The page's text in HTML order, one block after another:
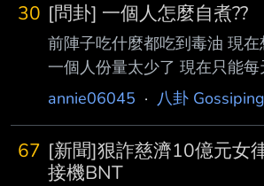
30 [問卦] 一個人怎麼自煮??
前陣子吃什麼都吃到毒油 現
一個人份量太少了 現在只能
罐頭來拌麵吃 感覺有點膩了 有
--
annie06045 · 八卦 Gossiping
67 [新聞]狠詐慈濟10億元女
接機BNT